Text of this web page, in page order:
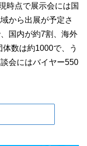
時点で展示会には国
から出展が予定さ
国内が約7割、海外
数は約1000で、う
会にはバイヤー550